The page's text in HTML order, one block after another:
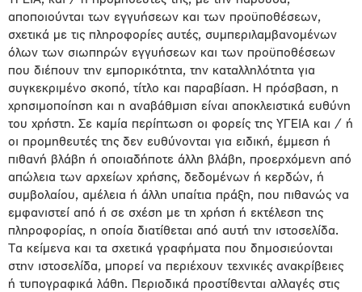
αποποιούνται των εγγυήσεων και των προϋποθέσεων,
σχετικά με τις πληροφορίες αυτές, συμπεριλαμβανομένων
όλων των σιωπηρών εγγυήσεων και των προϋποθέσεων
που διέπουν την εμπορικότητα, την καταλληλότητα για
συγκεκριμένο σκοπό, τίτλο και παραβίαση. Η πρόσβαση, η
χρησιμοποίηση και η αναβάθμιση είναι αποκλειστικά ευθύνη
του χρήστη. Σε καμία περίπτωση οι φορείς της ΥΓΕΙΑ και / ή
οι προμηθευτές της δεν ευθύνονται για ειδική, έμμεση ή
πιθανή βλάβη ή οποιαδήποτε άλλη βλάβη, προερχόμενη από
απώλεια των αρχείων χρήσης, δεδομένων ή κερδών, ή
συμβολαίου, αμέλεια ή άλλη υπαίτια πράξη, που πιθανώς να
εμφανιστεί από ή σε σχέση με τη χρήση ή εκτέλεση της
πληροφορίας, η οποία διατίθεται από αυτή την ιστοσελίδα.
Τα κείμενα και τα σχετικά γραφήματα που δημοσιεύονται
στην ιστοσελίδα, μπορεί να περιέχουν τεχνικές ανακρίβειες
ή τυπογραφικά λάθη. Περιοδικά προστίθενται αλλαγές στις